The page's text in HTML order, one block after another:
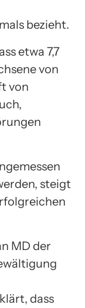
bezieht.
etwa 7,7
von
von
steigt
MD der
dass